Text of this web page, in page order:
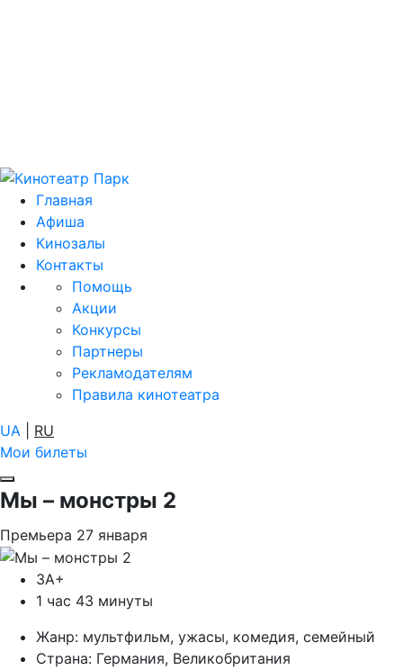
Главная
Афиша
Кинозалы
Контакты
Помощь
Акции
Конкурсы
Партнеры
Рекламодателям
Правила кинотеатра
UA
RU
Мои билеты
Мы – монстры 2
Премьера 27 января
ЗА+
1 час 43 минуты
Жанр: мультфильм, ужасы, комедия, семейный
Страна: Германия, Великобритания